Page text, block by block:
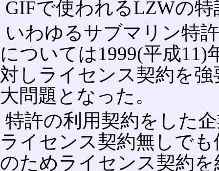
GIFで使われるLZWの
いわゆるサブマリン特
については1999(平成11)
対しライセンス契約を
大問題となった。
特許の利用契約をした
ライセンス契約無しで
のためライセンス契約